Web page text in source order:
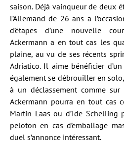
saison. Déjà vainqueur de deux
l’Allemand de 26 ans a
d’étapes d’une nouvelle
Ackermann a en tout cas les
plaine, au vu de ses récents
Adriatico. Il aime bénéficier
également se débrouiller en
à un déclassement comme sur
Ackermann pourra en tout cas
Martin Laas ou d’Ide
peloton en cas d’emballage
duel s’annonce intéressant.